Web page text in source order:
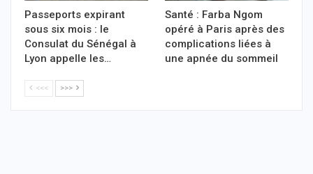
Passeports expirant
sous six mois : le
Consulat du Sénégal à
Lyon appelle les…
Santé : Farba Ngom
opéré à Paris après des
complications liées à
une apnée du sommeil
<<< >>>